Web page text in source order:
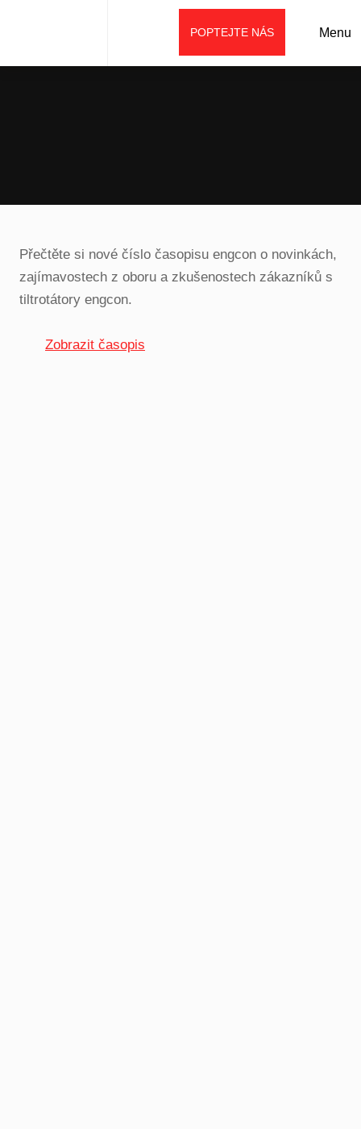
Menu
POPTEJTE NÁS
Přečtěte si nové číslo časopisu engcon o novinkách,
zajímavostech z oboru a zkušenostech zákazníků s
tiltrotátory engcon.
Zobrazit časopis